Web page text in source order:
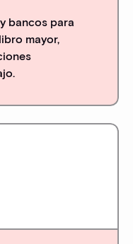
bancos para
mayor,